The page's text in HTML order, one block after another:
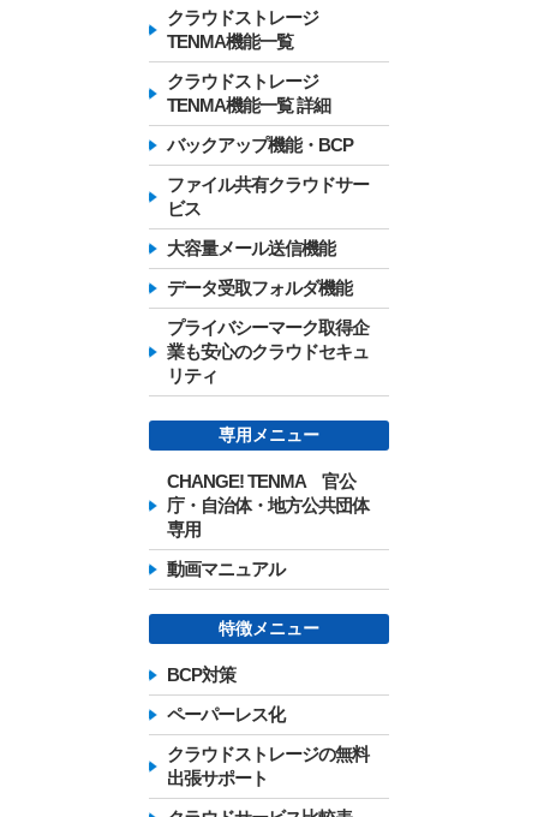
クラウドストレージ
TENMA機能一覧
クラウドストレージ
TENMA機能一覧 詳細
バックアップ機能・BCP
ファイル共有クラウドサー
ビス
大容量メール送信機能
データ受取フォルダ機能
プライバシーマーク取得企
業も安心のクラウドセキュ
リティ
専用メニュー
CHANGE! TENMA 官公
庁・自治体・地方公共団体
専用
動画マニュアル
特徴メニュー
BCP対策
ペーパーレス化
クラウドストレージの無料
出張サポート